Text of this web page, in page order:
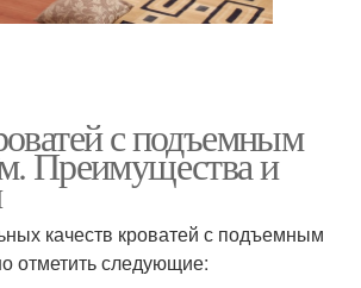
с подъемным
Преимущества и
качеств кроватей с подъемным
отметить следующие: